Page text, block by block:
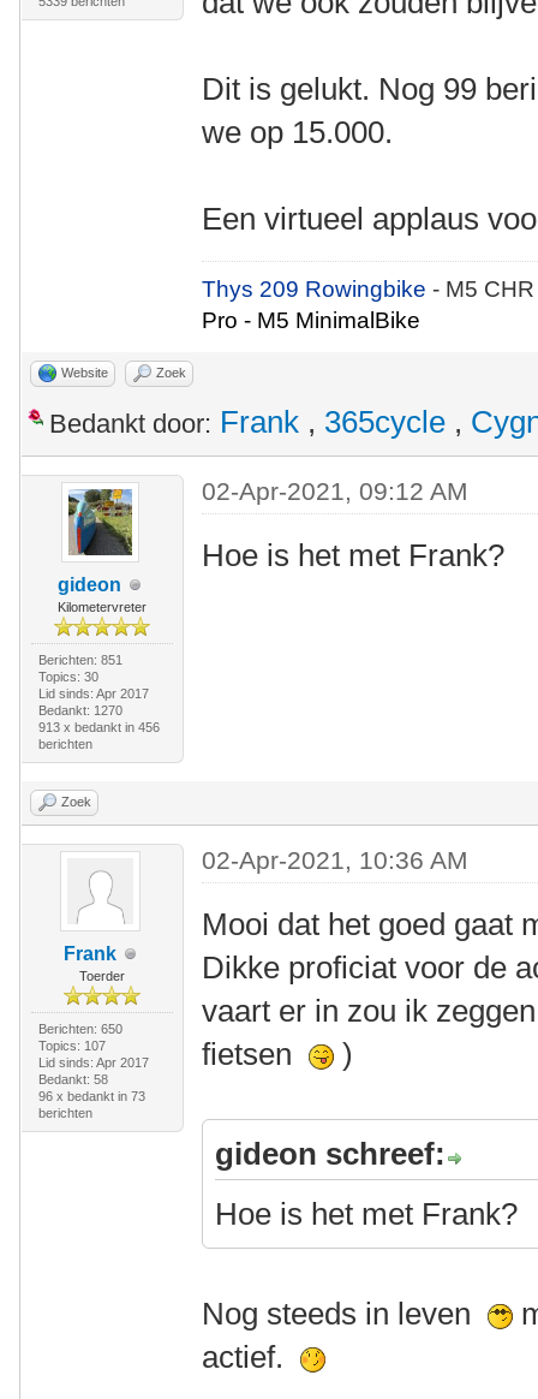
Dit is gelukt. Nog 99
we op 15.000.
Een virtueel applaus
Thys 209 Rowingbike- M5
Pro - M5 MinimalBike
Website Zoek
Bedankt door: Frank , 365cycle ,
gideon
Kilometervreter
Berichten: 851
Topics: 30
Lid sinds: Apr 2017
Bedankt: 1270
913 x bedankt in 456
berichten
02-Apr-2021, 09:12 AM
Hoe is het met Frank?
Zoek
Frank
Toerder
Berichten: 650
Topics: 107
Lid sinds: Apr 2017
Bedankt: 58
96 x bedankt in 73
berichten
02-Apr-2021, 10:36 AM
Mooi dat het goed gaat
Dikke proficiat voor de
vaart er in zou ik
fietsen
)
gideon schreef:
Hoe is het met Frank?
Nog steeds in leven
actief.